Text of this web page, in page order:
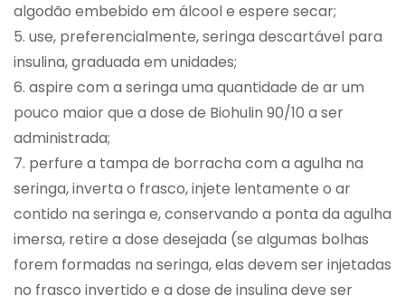
algodão embebido em álcool e espere secar;
5. use, preferencialmente, seringa descartável para
insulina, graduada em unidades;
6. aspire com a seringa uma quantidade de ar um
pouco maior que a dose de Biohulin 90/10 a ser
administrada;
7. perfure a tampa de borracha com a agulha na
seringa, inverta o frasco, injete lentamente o ar
contido na seringa e, conservando a ponta da agulha
imersa, retire a dose desejada (se algumas bolhas
forem formadas na seringa, elas devem ser injetadas
no frasco invertido e a dose de insulina deve ser